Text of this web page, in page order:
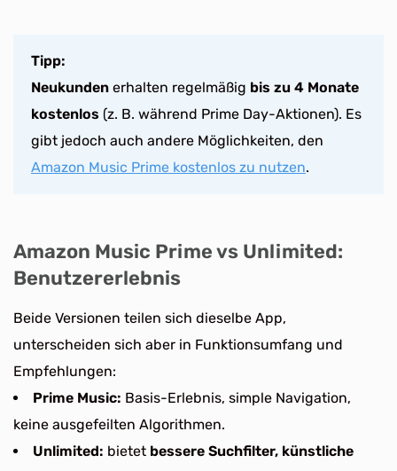
Tipp:
Neukunden erhalten regelmäßig bis zu 4 Monate
kostenlos (z. B. während Prime Day-Aktionen). Es
gibt jedoch auch andere Möglichkeiten, den
Amazon Music Prime kostenlos zu nutzen.
Amazon Music Prime vs Unlimited:
Benutzererlebnis
Beide Versionen teilen sich dieselbe App,
unterscheiden sich aber in Funktionsumfang und
Empfehlungen:
Prime Music: Basis-Erlebnis, simple Navigation,
keine ausgefeilten Algorithmen.
Unlimited: bietet bessere Suchfilter, künstliche